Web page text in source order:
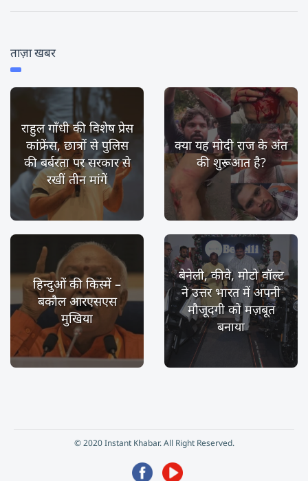
ताज़ा खबर
राहुल गाँधी की विशेष प्रेस
कांफ्रेंस, छात्रों से पुलिस
की बर्बरता पर सरकार से
रखीं तीन मांगें
क्या यह मोदी राज के अंत
की शुरूआत है?
हिन्दुओं की किस्में –
बकौल आरएसएस
मुखिया
बेनेली, कीवे, मोटो वॉल्ट
ने उत्तर भारत में अपनी
मौजूदगी को मज़बूत
बनाया
© 2020 Instant Khabar. All Right Reserved.